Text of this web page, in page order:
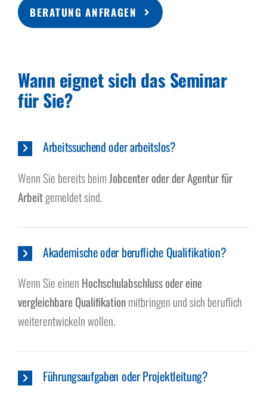
BERATUNG ANFRAGEN
Wann eignet sich das Seminar
für Sie?
Arbeitssuchend oder arbeitslos?
Wenn Sie bereits beimJobcenter oder der Agentur für
Arbeitgemeldet sind.
Akademische oder berufliche Qualifikation?
Wenn Sie einen Hochschulabschluss oder eine
vergleichbare Qualifikationmitbringen und sich beruflich
weiterentwickeln wollen.
Führungsaufgaben oder Projektleitung?